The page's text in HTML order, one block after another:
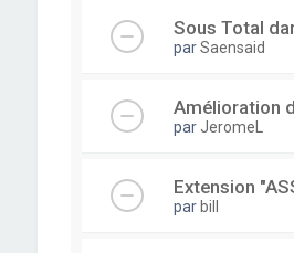
Sous Total
parSaensaid
Amélioration
par JeromeL
Extension
par bill